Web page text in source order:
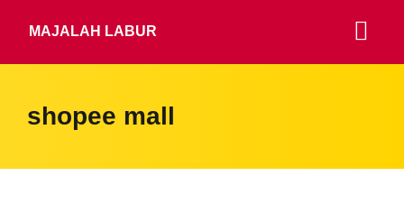
MAJALAH LABUR
shopee mall